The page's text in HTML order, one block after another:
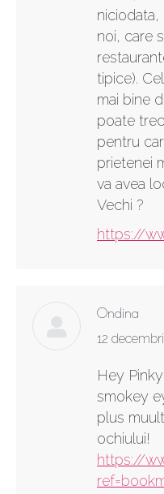
niciodata,
noi, care
tipice).
mai bine
poate
pentru
prietenei
va avea
Vechi ?
https://
Ondina
says:
12
Hey
smokey
plus
ochiului!
https://